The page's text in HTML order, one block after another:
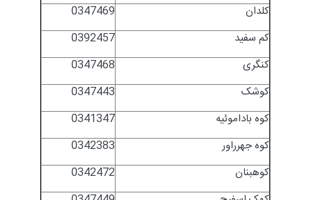
0347469
کلدان
0392457
کم سفید
0347468
کنگری
0347443
کوشک
0341347
کوه باداموئیه
0342383
کوه جهرراور
0342472
کوهبنان